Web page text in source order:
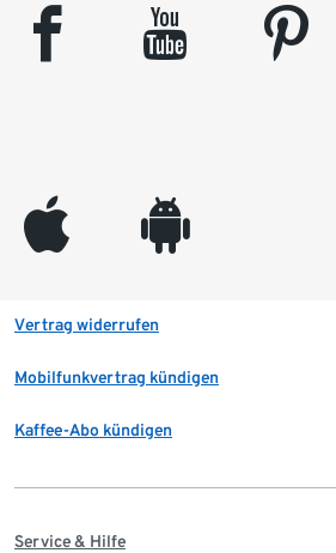
facebook youtube pinterest
appleinc android
Vertrag widerrufen
Mobilfunkvertrag kündigen
Kaffee-Abo kündigen
Service & Hilfe